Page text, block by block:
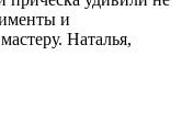
и
Наталья,